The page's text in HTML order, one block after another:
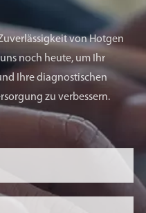
von Hotgen
noch heute, um Ihr
Ihre diagnostischen
zu verbessern.